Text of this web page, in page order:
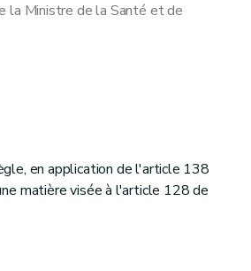
la Ministre de la Santé et de
en application de l'article 138
matière visée à l'article 128 de